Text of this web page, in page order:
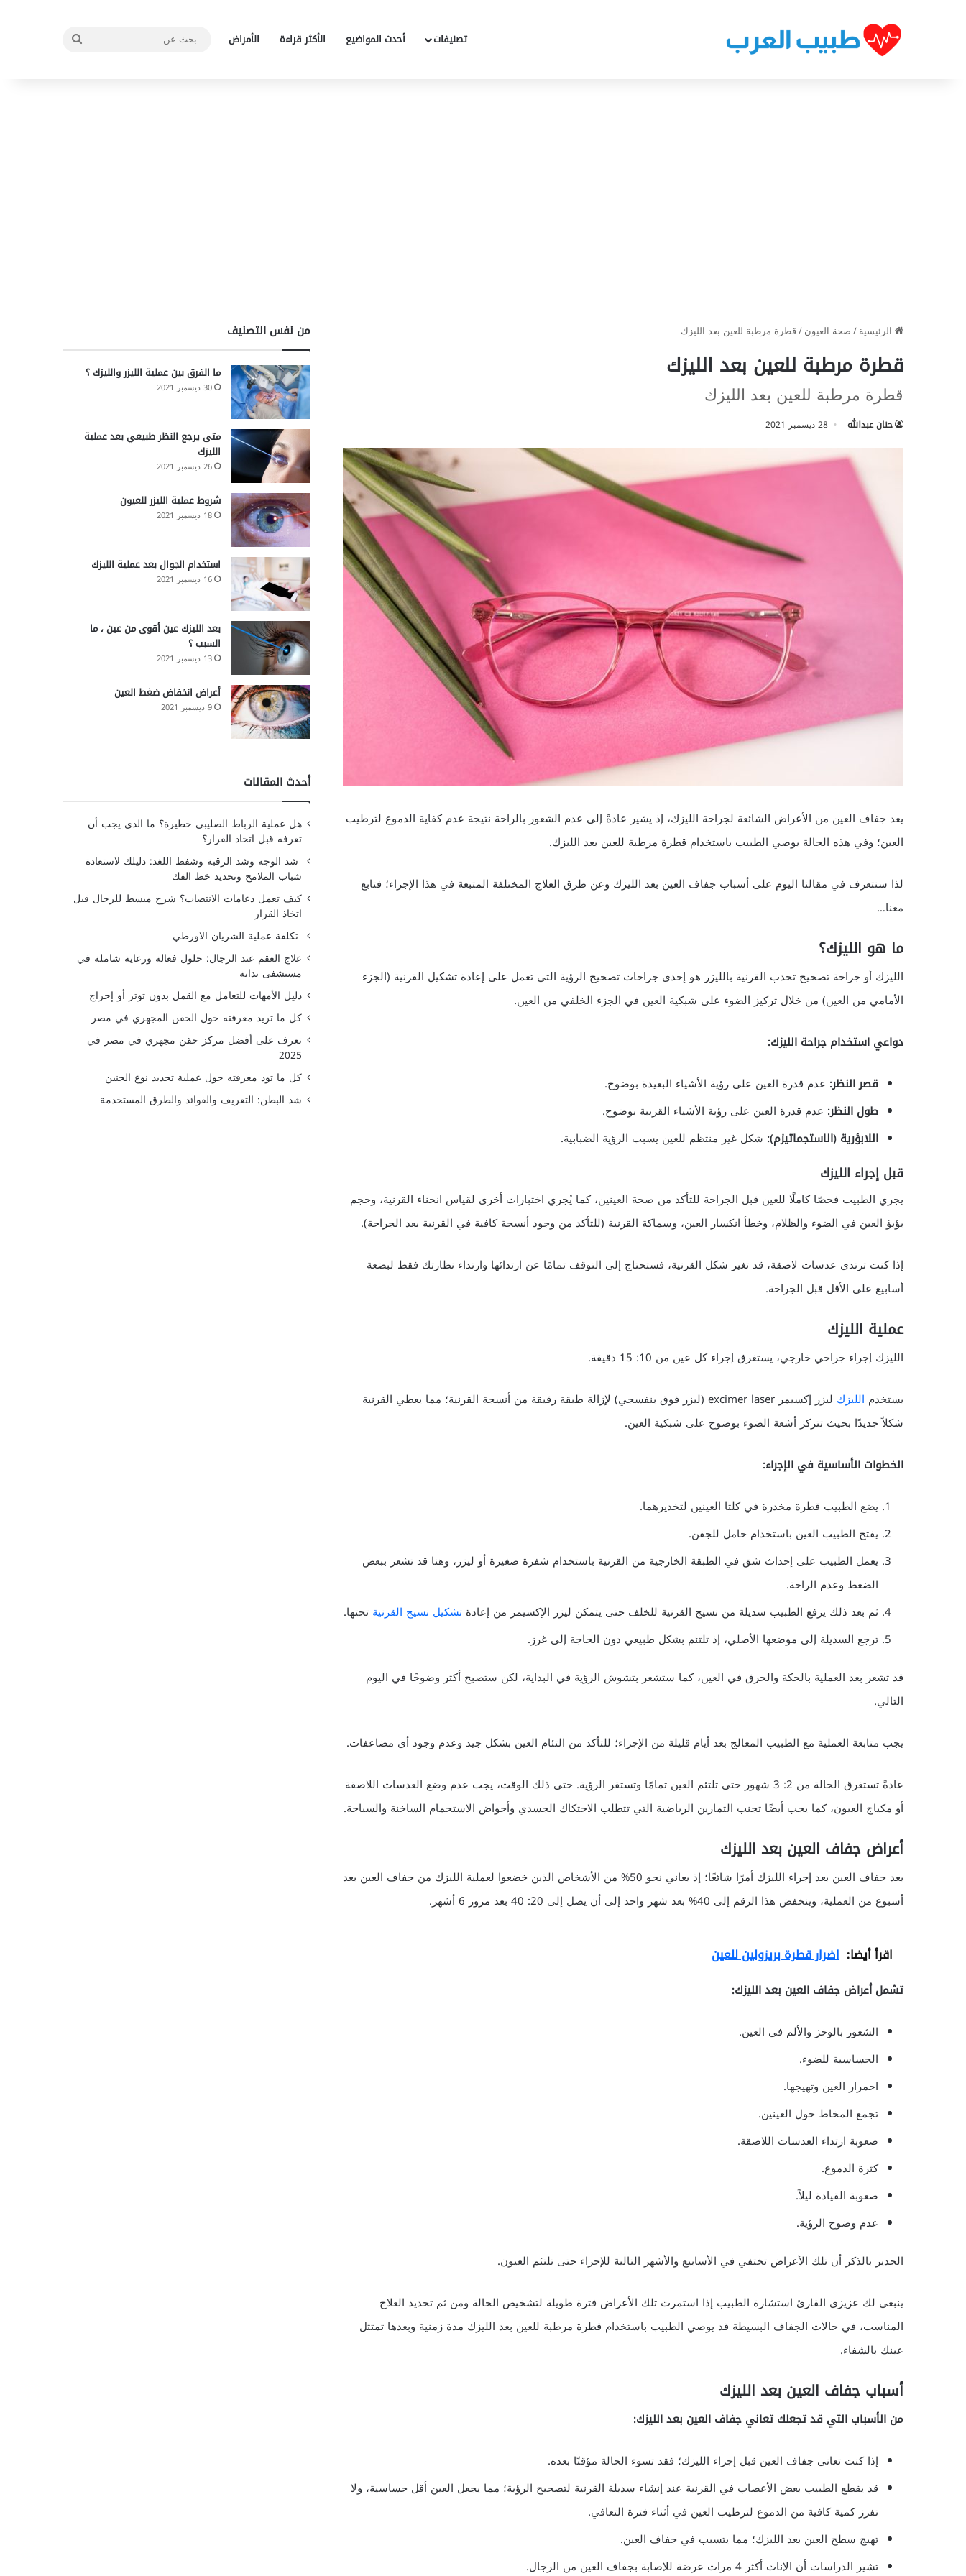
تصنيفات أحدث المواضيع الأكثر قراءة الأمراض
بحث
الرئيسية/صحة العيون/قطرة مرطبة للعين بعد الليزك
قطرة مرطبة للعين بعد الليزك
قطرة مرطبة للعين بعد الليزك
حنان عبدالله 28 ديسمبر 2021
يعد جفاف العين من الأعراض الشائعة لجراحة الليزك، إذ يشير عادةً إلى عدم الشعور بالراحة نتيجة عدم كفاية الدموع لترطيب
العين؛ وفي هذه الحالة يوصي الطبيب باستخدام قطرة مرطبة للعين بعد الليزك.
لذا سنتعرف في مقالنا اليوم على أسباب جفاف العين بعد الليزك وعن طرق العلاج المختلفة المتبعة في هذا الإجراء؛ فتابع
معنا…
ما هو الليزك؟
الليزك أو جراحة تصحيح تحدب القرنية بالليزر هو إحدى جراحات تصحيح الرؤية التي تعمل على إعادة تشكيل القرنية (الجزء
الأمامي من العين) من خلال تركيز الضوء على شبكية العين في الجزء الخلفي من العين.
دواعي استخدام جراحة الليزك:
قصر النظر: عدم قدرة العين على رؤية الأشياء البعيدة بوضوح.
طول النظر: عدم قدرة العين على رؤية الأشياء القريبة بوضوح.
اللابؤرية (الاستجماتيزم): شكل غير منتظم للعين يسبب الرؤية الضبابية.
قبل إجراء الليزك
يجري الطبيب فحصًا كاملًا للعين قبل الجراحة للتأكد من صحة العينين، كما يُجري اختبارات أخرى لقياس انحناء القرنية، وحجم
بؤبؤ العين في الضوء والظلام، وخطأ انكسار العين، وسماكة القرنية (للتأكد من وجود أنسجة كافية في القرنية بعد الجراحة).
إذا كنت ترتدي عدسات لاصقة، قد تغير شكل القرنية، فستحتاج إلى التوقف تمامًا عن ارتدائها وارتداء نظارتك فقط لبضعة
أسابيع على الأقل قبل الجراحة.
عملية الليزك
الليزك إجراء جراحي خارجي، يستغرق إجراء كل عين من 10: 15 دقيقة.
يستخدم الليزك
ليزر إكسيمر excimer laser (ليزر فوق بنفسجي) لإزالة طبقة رقيقة من أنسجة القرنية؛ مما يعطي القرنية
شكلاً جديدًا بحيث تتركز أشعة الضوء بوضوح على شبكية العين.
الخطوات الأساسية في الإجراء:
يضع الطبيب قطرة مخدرة في كلتا العينين لتخديرهما.
يفتح الطبيب العين باستخدام حامل للجفن.
يعمل الطبيب على إحداث شق في الطبقة الخارجية من القرنية باستخدام شفرة صغيرة أو ليزر، وهنا قد تشعر ببعض
الضغط وعدم الراحة.
ثم بعد ذلك يرفع الطبيب سديلة من نسيج القرنية للخلف حتى يتمكن ليزر الإكسيمر من إعادة تشكيل نسيج القرنية تحتها.
ترجع السديلة إلى موضعها الأصلي، إذ تلتئم بشكل طبيعي دون الحاجة إلى غرز.
قد تشعر بعد العملية بالحكة والحرق في العين، كما ستشعر بتشوش الرؤية في البداية، لكن ستصبح أكثر وضوحًا في اليوم
التالي.
يجب متابعة العملية مع الطبيب المعالج بعد أيام قليلة من الإجراء؛ للتأكد من التئام العين بشكل جيد وعدم وجود أي مضاعفات.
عادةً تستغرق الحالة من 2: 3 شهور حتى تلتئم العين تمامًا وتستقر الرؤية. حتى ذلك الوقت، يجب عدم وضع العدسات اللاصقة
أو مكياج العيون، كما يجب أيضًا تجنب التمارين الرياضية التي تتطلب الاحتكاك الجسدي وأحواض الاستحمام الساخنة والسباحة.
أعراض جفاف العين بعد الليزك
يعد جفاف العين بعد إجراء الليزك أمرًا شائعًا؛ إذ يعاني نحو 50% من الأشخاص الذين خضعوا لعملية الليزك من جفاف العين بعد
أسبوع من العملية، وينخفض ​​هذا الرقم إلى 40% بعد شهر واحد إلى أن يصل إلى 20: 40 بعد مرور 6 أشهر.
اقرأ أيضا: اضرار قطرة بريزولين للعين
تشمل أعراض جفاف العين بعد الليزك:
الشعور بالوخز والألم في العين.
الحساسية للضوء.
احمرار العين وتهيجها.
تجمع المخاط حول العينين.
صعوبة ارتداء العدسات اللاصقة.
كثرة الدموع.
صعوبة القيادة ليلاً.
عدم وضوح الرؤية.
الجدير بالذكر أن تلك الأعراض تختفي في الأسابيع والأشهر التالية للإجراء حتى تلتئم العيون.
ينبغي لك عزيزي القارئ استشارة الطبيب إذا استمرت تلك الأعراض فترة طويلة لتشخيص الحالة ومن ثم تحديد العلاج
المناسب، في حالات الجفاف البسيطة قد يوصي الطبيب باستخدام قطرة مرطبة للعين بعد الليزك مدة زمنية وبعدها تمتثل
عينك بالشفاء.
أسباب جفاف العين بعد الليزك
من الأسباب التي قد تجعلك تعاني جفاف العين بعد الليزك:
إذا كنت تعاني جفاف العين قبل إجراء الليزك؛ فقد تسوء الحالة مؤقتًا بعده.
قد يقطع الطبيب بعض الأعصاب في القرنية عند إنشاء سديلة القرنية لتصحيح الرؤية؛ مما يجعل العين أقل حساسية، ولا
تفرز كمية كافية من الدموع لترطيب العين في أثناء فترة التعافي.
تهيج سطح العين بعد الليزك؛ مما يتسبب في جفاف العين.
تشير الدراسات أن الإناث أكثر 4 مرات عرضة للإصابة بجفاف العين من الرجال.
من نفس التصنيف
ما الفرق بين عملية الليزر والليزك ؟
30 ديسمبر 2021
متى يرجع النظر طبيعي بعد عملية
الليزك
26 ديسمبر 2021
شروط عملية الليزر للعيون
18 ديسمبر 2021
استخدام الجوال بعد عملية الليزك
16 ديسمبر 2021
بعد الليزك عين أقوى من عين ، ما
السبب ؟
13 ديسمبر 2021
أعراض انخفاض ضغط العين
9 ديسمبر 2021
أحدث المقالات
هل عملية الرباط الصليبي خطيرة؟ ما الذي يجب أن
تعرفه قبل اتخاذ القرار؟
شد الوجه وشد الرقبة وشفط اللغد: دليلك لاستعادة
شباب الملامح وتحديد خط الفك
كيف تعمل دعامات الانتصاب؟ شرح مبسط للرجال قبل
اتخاذ القرار
تكلفة عملية الشريان الاورطي
علاج العقم عند الرجال: حلول فعالة ورعاية شاملة في
مستشفى بداية
دليل الأمهات للتعامل مع القمل بدون توتر أو إحراج
كل ما تريد معرفته حول الحقن المجهري في مصر
تعرف على أفضل مركز حقن مجهري في مصر في
2025
كل ما تود معرفته حول عملية تحديد نوع الجنين
شد البطن: التعريف والفوائد والطرق المستخدمة